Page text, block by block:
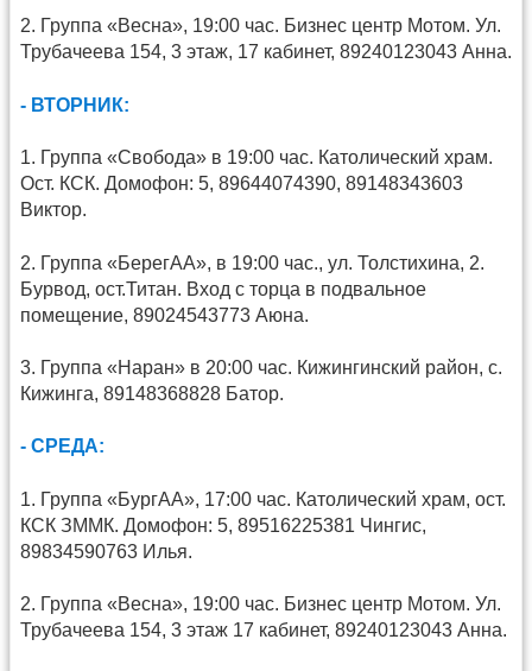
2. Группа «Весна», 19:00 час. Бизнес центр Мотом. Ул.
Трубачеева 154, 3 этаж, 17 кабинет, 89240123043 Анна.
- ВТОРНИК:
1. Группа «Свобода» в 19:00 час. Католический храм.
Ост. КСК. Домофон: 5, 89644074390, 89148343603
Виктор.
2. Группа «БерегАА», в 19:00 час., ул. Толстихина, 2.
Бурвод, ост.Титан. Вход с торца в подвальное
помещение, 89024543773 Аюна.
3. Группа «Наран» в 20:00 час. Кижингинский район, с.
Кижинга, 89148368828 Батор.
- СРЕДА:
1. Группа «БургАА», 17:00 час. Католический храм, ост.
КСК ЗММК. Домофон: 5, 89516225381 Чингис,
89834590763 Илья.
2. Группа «Весна», 19:00 час. Бизнес центр Мотом. Ул.
Трубачеева 154, 3 этаж 17 кабинет, 89240123043 Анна.